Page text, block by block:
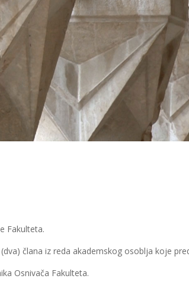
Fakulteta.
člana iz reda akademskog osoblja koje
Osnivača Fakulteta.